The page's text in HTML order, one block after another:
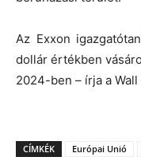
Az Exxon
dollár értékben
2024-ben – írja a
CÍMKÉK Európai Unió